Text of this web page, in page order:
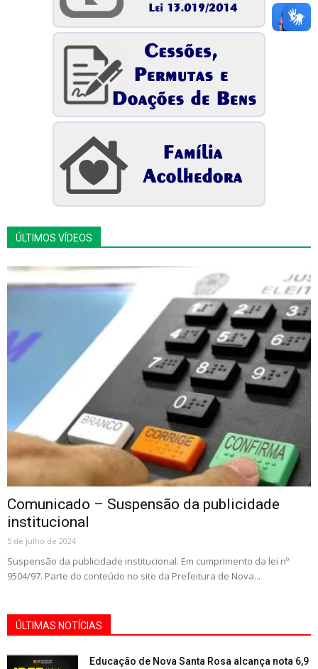
ÚLTIMOS VÍDEOS
Comunicado – Suspensão da publicidade
institucional
5 de julho de 2024
Suspensão da publicidade institucional. Em cumprimento da lei nº
9504/97. Parte do conteúdo no site da Prefeitura de Nova...
ÚLTIMAS NOTÍCIAS
Educação de Nova Santa Rosa alcança nota 6,9